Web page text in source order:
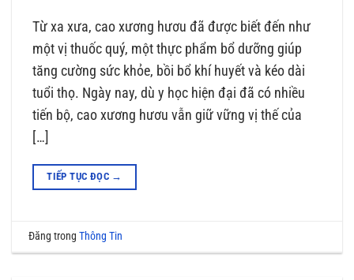
Từ xa xưa, cao xương hươu đã được biết đến như
một vị thuốc quý, một thực phẩm bổ dưỡng giúp
tăng cường sức khỏe, bồi bổ khí huyết và kéo dài
tuổi thọ. Ngày nay, dù y học hiện đại đã có nhiều
tiến bộ, cao xương hươu vẫn giữ vững vị thế của
[…]
TIẾP TỤC ĐỌC →
Đăng trongThông Tin